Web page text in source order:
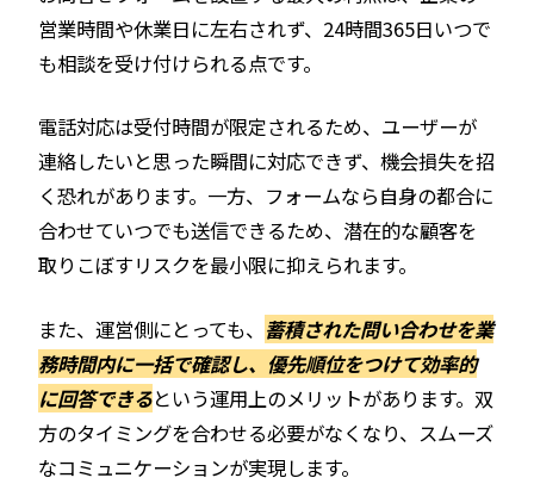
営業時間や休業日に左右されず、24時間365日いつで
も相談を受け付けられる点です。
電話対応は受付時間が限定されるため、ユーザーが
連絡したいと思った瞬間に対応できず、機会損失を招
く恐れがあります。一方、フォームなら自身の都合に
合わせていつでも送信できるため、潜在的な顧客を
取りこぼすリスクを最小限に抑えられます。
また、運営側にとっても、 蓄積された問い合わせを業
務時間内に一括で確認し、優先順位をつけて効率的
に回答できるという運用上のメリットがあります。双
方のタイミングを合わせる必要がなくなり、スムーズ
なコミュニケーションが実現します。